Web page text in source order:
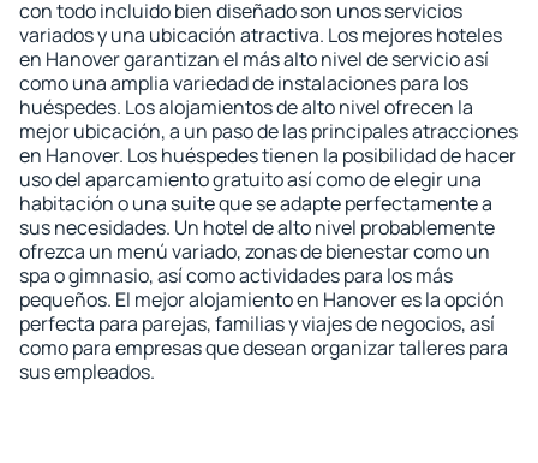
con todo incluido bien diseñado son unos servicios
variados y una ubicación atractiva. Los mejores hoteles
en Hanover garantizan el más alto nivel de servicio así
como una amplia variedad de instalaciones para los
huéspedes. Los alojamientos de alto nivel ofrecen la
mejor ubicación, a un paso de las principales atracciones
en Hanover. Los huéspedes tienen la posibilidad de hacer
uso del aparcamiento gratuito así como de elegir una
habitación o una suite que se adapte perfectamente a
sus necesidades. Un hotel de alto nivel probablemente
ofrezca un menú variado, zonas de bienestar como un
spa o gimnasio, así como actividades para los más
pequeños. El mejor alojamiento en Hanover es la opción
perfecta para parejas, familias y viajes de negocios, así
como para empresas que desean organizar talleres para
sus empleados.